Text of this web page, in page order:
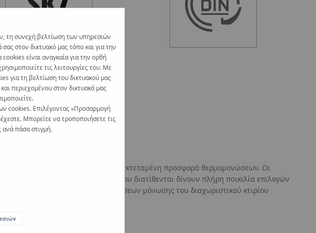
είναι μια εκτεταμένη προσφορά θερμομονώσεων. Οι
επιλογές πάχους μόνωσης που διατίθενται δίνουν πλήρη ποικιλία επιλογών
την ικανοποίηση των απαιτήσεων μόνωσης του διαχωριστικού κτιρίου
τη συνεχή βελτίωση των υπηρεσιών
στον δικτυακό μας τόπο και για την
είναι αναγκαία για την ορθή
τις λειτουργίες του. Με
για τη βελτίωση του δικτυακού μας
περιεχομένου στον δικτυακό μας
cookies. Επιλέγοντας «Προσαρμογή
Μπορείτε να τροποποιήσετε τις
ανά πάσα στιγμή.